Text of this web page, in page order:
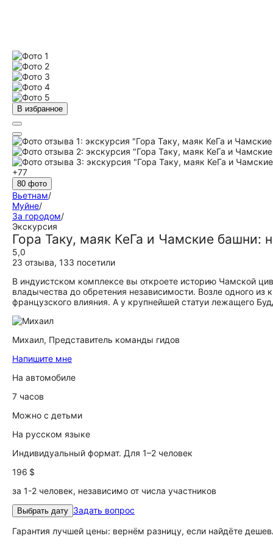
В избранное
+77
80 фото
Вьетнам/
Муйне/
За городом/
Экскурсия
Гора Таку, маяк КеГа и Чамские башни:
5,0
23 отзыва, 133 посетили
В индуистском комплексе вы откроете историю Чамской
владычества до обретения независимости. Возле одного
французского влияния. А у крупнейшей статуи лежащего
Михаил, Представитель команды гидов
Напишите мне
На автомобиле
7 часов
Можно с детьми
На русском языке
Индивидуальный формат. Для 1–2 человек
196 $
за 1-2 человек, независимо от числа участников
Выбрать дату Задать вопрос
Гарантия лучшей цены: вернём разницу, если найдёте